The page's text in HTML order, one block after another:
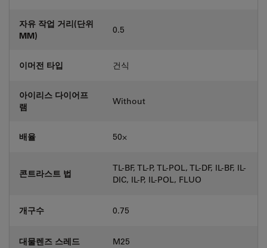
자유 작업 거리(단위
MM)
0.5
이머전 타입 건식
아이리스 다이어프
램
Without
배율 50⨉
콘트라스트 법
TL-BF, TL-P, TL-POL, TL-DF, IL-BF, IL-
DIC, IL-P, IL-POL, FLUO
개구수 0.75
대물렌즈 스레드 M25